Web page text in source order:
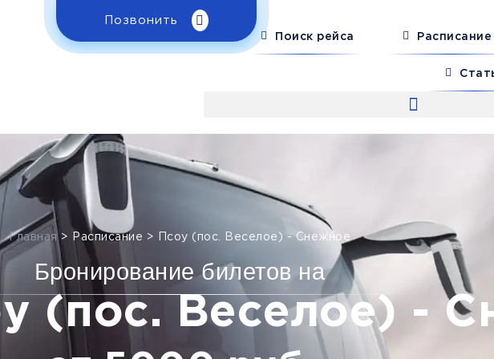
Позвонить
Поиск рейса Расписание
Главная> Расписание > Псоу (пос. Веселое) - Снежное
Бронирование билетов на
(пос. Веселое) -